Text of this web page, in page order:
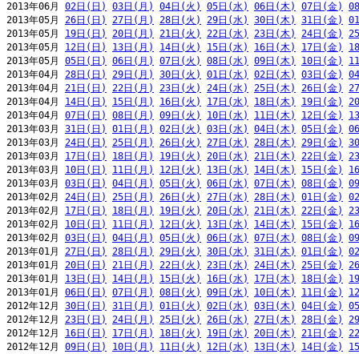
2013年06月 02日(日) 03日(月) 04日(火) 05日(水) 06日(木) 07日(金)
2013年05月 26日(日) 27日(月) 28日(火) 29日(水) 30日(木) 31日(金)
2013年05月 19日(日) 20日(月) 21日(火) 22日(水) 23日(木) 24日(金)
2013年05月 12日(日) 13日(月) 14日(火) 15日(水) 16日(木) 17日(金)
2013年05月 05日(日) 06日(月) 07日(火) 08日(水) 09日(木) 10日(金)
2013年04月 28日(日) 29日(月) 30日(火) 01日(水) 02日(木) 03日(金)
2013年04月 21日(日) 22日(月) 23日(火) 24日(水) 25日(木) 26日(金)
2013年04月 14日(日) 15日(月) 16日(火) 17日(水) 18日(木) 19日(金)
2013年04月 07日(日) 08日(月) 09日(火) 10日(水) 11日(木) 12日(金)
2013年03月 31日(日) 01日(月) 02日(火) 03日(水) 04日(木) 05日(金)
2013年03月 24日(日) 25日(月) 26日(火) 27日(水) 28日(木) 29日(金)
2013年03月 17日(日) 18日(月) 19日(火) 20日(水) 21日(木) 22日(金)
2013年03月 10日(日) 11日(月) 12日(火) 13日(水) 14日(木) 15日(金)
2013年03月 03日(日) 04日(月) 05日(火) 06日(水) 07日(木) 08日(金)
2013年02月 24日(日) 25日(月) 26日(火) 27日(水) 28日(木) 01日(金)
2013年02月 17日(日) 18日(月) 19日(火) 20日(水) 21日(木) 22日(金)
2013年02月 10日(日) 11日(月) 12日(火) 13日(水) 14日(木) 15日(金)
2013年02月 03日(日) 04日(月) 05日(火) 06日(水) 07日(木) 08日(金)
2013年01月 27日(日) 28日(月) 29日(火) 30日(水) 31日(木) 01日(金)
2013年01月 20日(日) 21日(月) 22日(火) 23日(水) 24日(木) 25日(金)
2013年01月 13日(日) 14日(月) 15日(火) 16日(水) 17日(木) 18日(金)
2013年01月 06日(日) 07日(月) 08日(火) 09日(水) 10日(木) 11日(金)
2012年12月 30日(日) 31日(月) 01日(火) 02日(水) 03日(木) 04日(金)
2012年12月 23日(日) 24日(月) 25日(火) 26日(水) 27日(木) 28日(金)
2012年12月 16日(日) 17日(月) 18日(火) 19日(水) 20日(木) 21日(金)
2012年12月 09日(日) 10日(月) 11日(火) 12日(水) 13日(木) 14日(金)